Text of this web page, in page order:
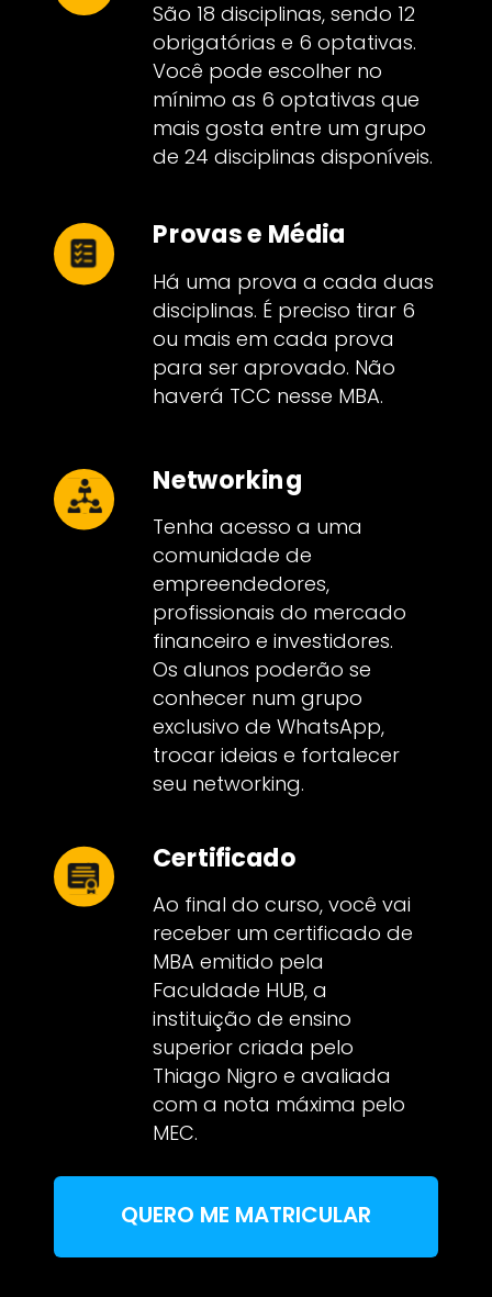
Provas e Média
Há uma prova a cada duas
disciplinas. É preciso tirar 6
ou mais em cada prova
para ser aprovado. Não
haverá TCC nesse MBA.
Networking
Certificado
Tenha acesso a uma
comunidade de
empreendedores,
profissionais do mercado
financeiro e investidores.
Os alunos poderão se
conhecer num grupo
exclusivo de WhatsApp,
trocar ideias e fortalecer
seu networking.
Ao final do curso, você vai
receber um certificado de
MBA emitido pela
Faculdade HUB, a
instituição de ensino
superior criada pelo
Thiago Nigro e avaliada
com a nota máxima pelo
MEC.
São 18 disciplinas, sendo 12
obrigatórias e 6 optativas.
Você pode escolher no
mínimo as 6 optativas que
mais gosta entre um grupo
de 24 disciplinas disponíveis.
QUERO ME MATRICULAR